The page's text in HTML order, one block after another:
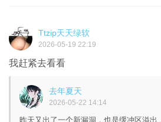
Ttzip天天绿软
2026-05-19 22:19
我赶紧去看看
去年夏天
2026-05-22 14:14
昨天又出了一个新漏洞，也是缓冲区溢出